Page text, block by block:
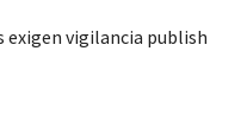
exigen vigilancia publish